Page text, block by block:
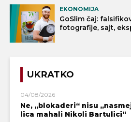
EKONOMIJA
GoSlim čaj:
fotografije, sajt,
UKRATKO
04/08/2026
Ne, „blokaderi“ nisu
lica mahali Nikoli Bartulici“